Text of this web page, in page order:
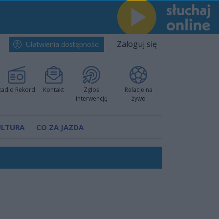
Ułatwienia dostępności Zaloguj się
Rekord Kontakt
Zgłoś
interwencję
Relacje na
żywo
CO ZA JAZDA